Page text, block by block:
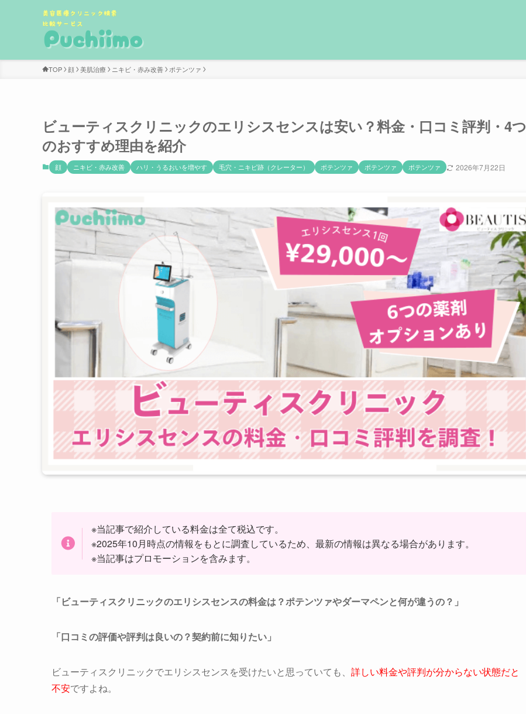
TOP 顔 美肌治療 ニキビ・赤み改善 ポテンツァ
ビューティスクリニックのエリシスセンスは安い？料金・口コミ評判・4つ
のおすすめ理由を紹介
顔 ニキビ・赤み改善 ハリ・うるおいを増やす 毛穴・ニキビ跡（クレーター） ポテンツァ ポテンツァ ポテンツァ 2026年7月22日
※当記事で紹介している料金は全て税込です。
※2025年10月時点の情報をもとに調査しているため、最新の情報は異なる場合があります。
※当記事はプロモーションを含みます。
「ビューティスクリニックのエリシスセンスの料金は？ポテンツァやダーマペンと何が違うの？」
「口コミの評価や評判は良いの？契約前に知りたい」
ビューティスクリニックでエリシスセンスを受けたいと思っていても、 詳しい料金や評判が分からない状態だと
不安ですよね。